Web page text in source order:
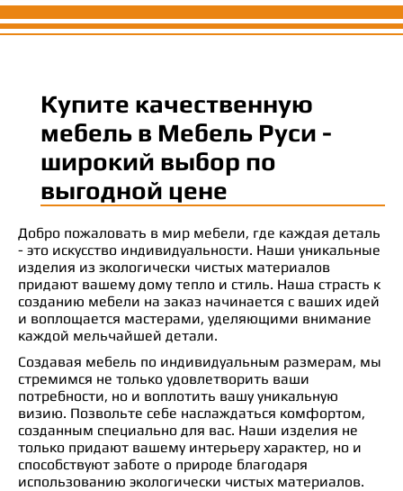
Купите качественную
мебель в Мебель Руси -
широкий выбор по
выгодной цене
Добро пожаловать в мир мебели, где каждая деталь
- это искусство индивидуальности. Наши уникальные
изделия из экологически чистых материалов
придают вашему дому тепло и стиль. Наша страсть к
созданию мебели на заказ начинается с ваших идей
и воплощается мастерами, уделяющими внимание
каждой мельчайшей детали.
Создавая мебель по индивидуальным размерам, мы
стремимся не только удовлетворить ваши
потребности, но и воплотить вашу уникальную
визию. Позвольте себе наслаждаться комфортом,
созданным специально для вас. Наши изделия не
только придают вашему интерьеру характер, но и
способствуют заботе о природе благодаря
использованию экологически чистых материалов.